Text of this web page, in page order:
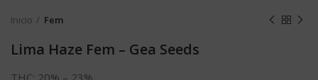
Inicio Fem
Lima Haze Fem – Gea Seeds